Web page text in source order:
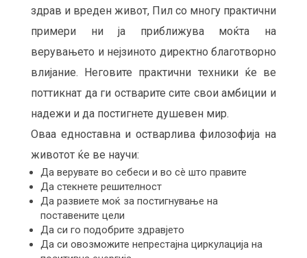
здрав и вреден живот, Пил со многу практични
примери ни ја приближува моќта на
верувањето и нејзиното директно благотворно
влијание. Неговите практични техники ќе ве
поттикнат да ги остварите сите свои амбиции и
надежи и да постигнете душевен мир.
Оваа едноставна и остварлива филозофија на
животот ќе ве научи:
Да верувате во себеси и во сè што правите
Да стекнете решителност
Да развиете моќ за постигнување на
поставените цели
Да си го подобрите здравјето
Да си овозможите непрестајна циркулација на